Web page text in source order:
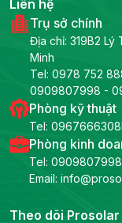
Liên hệ
Trụ sở chính
Địa chỉ: 319B2 Lý
Minh
Tel: 0978 752
0909807998 -
Phòng kỹ thuật
Tel: 0967666308
Phòng kinh
Tel: 0909807998
Email:
Theo dõi Prosolar